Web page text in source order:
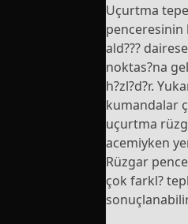
Uçurtma
penceresinin
ald???
noktas?na
h?zl?d?r.
kumandalar
uçurtma
acemiyken
Rüzgar
çok farkl?